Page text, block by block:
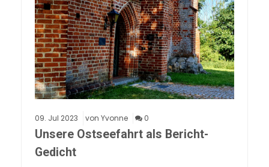
09. Jul 2023 von Yvonne 0
Unsere Ostseefahrt als Bericht-
Gedicht